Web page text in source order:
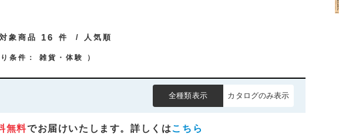
対象商品 16 件 / 人気順
条件： 雑貨・体験 ）
全種類表示 カタログのみ表示
無料でお届けいたします。詳しくはこちら